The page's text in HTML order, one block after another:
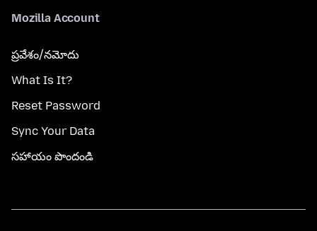
Mozilla Account
ప్రవేశం/నమోదు
What Is It?
Reset Password
Sync Your Data
సహాయం పొందండి